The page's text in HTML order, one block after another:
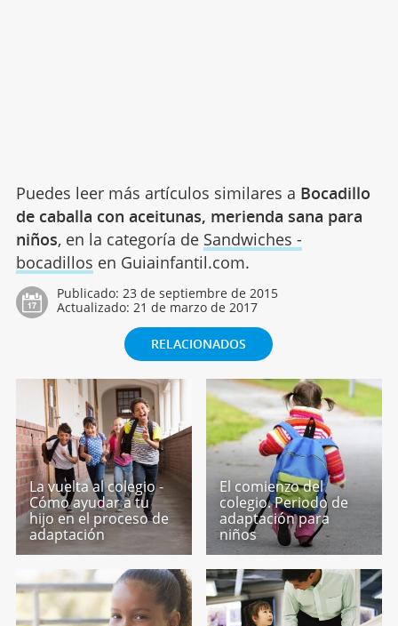
Puedes leer más artículos similares a Bocadillo
de caballa con aceitunas, merienda sana para
niños, en la categoría de Sandwiches -
bocadillos en Guiainfantil.com.
Publicado: 23 de septiembre de 2015
Actualizado: 21 de marzo de 2017
RELACIONADOS
La vuelta al colegio -
Cómo ayudar a tu
hijo en el proceso de
adaptación
El comienzo del
colegio. Periodo de
adaptación para
niños